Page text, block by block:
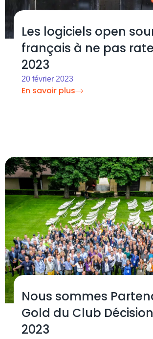
Les logiciels open
français à ne pas
2023
20 février 2023
En savoir plus
Nous sommes
Gold du Club Décision
2023